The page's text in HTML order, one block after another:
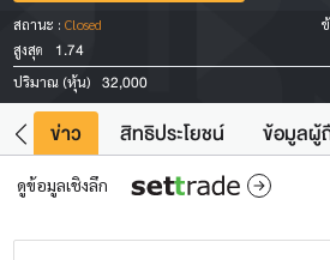
สถานะ : Closed
สูงสุด
1.74
ปริมาณ (หุ้น) 32,000
ข่าว สิทธิประโยชน์ ข้อมูลผู้
ดูข้อมูลเชิงลึก